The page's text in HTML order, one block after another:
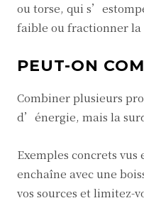
ou torse, qui
faible ou fractionner la
PEUT-ON
Combiner plusieurs
d’énergie, mais la
Exemples concrets
enchaîne avec une
vos sources et limitez-